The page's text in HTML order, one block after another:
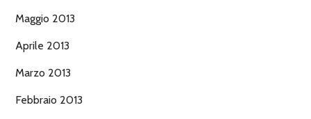
Maggio 2013
Aprile 2013
Marzo 2013
Febbraio 2013